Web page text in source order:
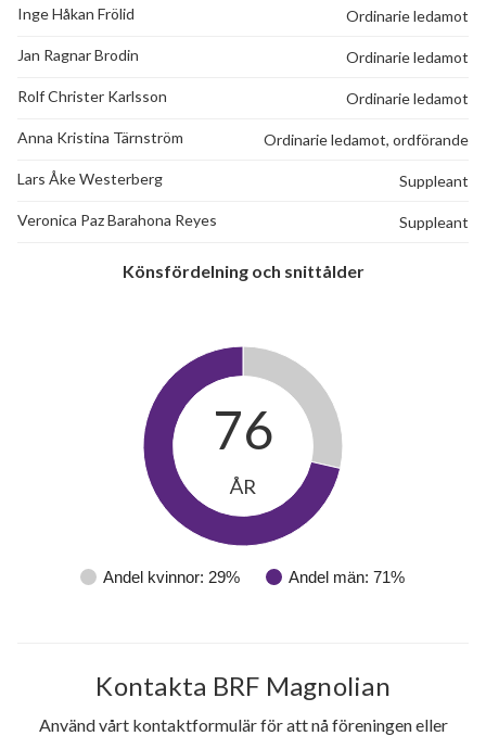
Inge Håkan Frölid Ordinarie ledamot
Jan Ragnar Brodin Ordinarie ledamot
Rolf Christer Karlsson Ordinarie ledamot
Anna Kristina Tärnström Ordinarie ledamot, ordförande
Lars Åke Westerberg Suppleant
Veronica Paz Barahona Reyes Suppleant
Könsfördelning och snittålder
Andel kvinnor: 29% Andel män: 71%
76
ÅR
Kontakta BRF Magnolian
Använd vårt kontaktformulär för att nå föreningen eller